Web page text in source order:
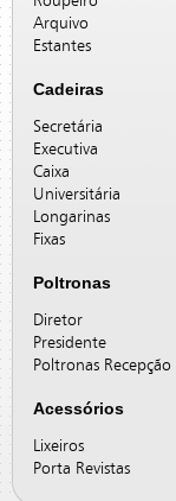
Arquivo
Estantes
Cadeiras
Secretária
Executiva
Caixa
Universitária
Longarinas
Fixas
Poltronas
Diretor
Presidente
Poltronas Recepção
Acessórios
Lixeiros
Porta Revistas